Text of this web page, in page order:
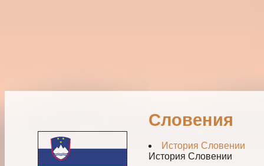
Словения
История Словении
История Словении